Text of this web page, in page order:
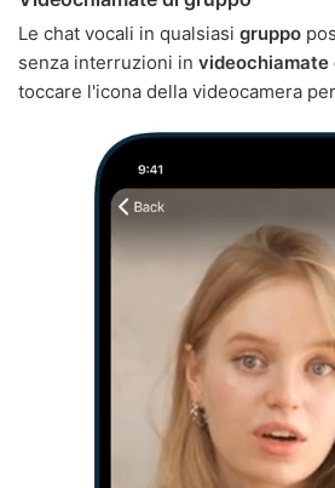
Le chat vocali in qualsiasi gruppo
senza interruzioni in videochiamate
toccare l'icona della videocamera per